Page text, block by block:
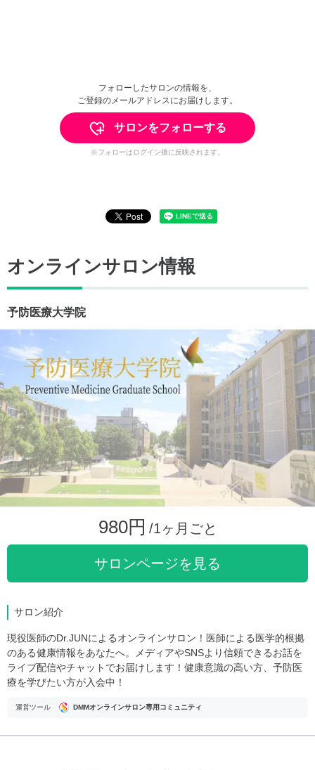
フォローしたサロンの情報を、
ご登録のメールアドレスにお届けします。
サロンをフォローする
※フォローはログイン後に反映されます。
オンラインサロン情報
予防医療大学院
980円 /1ヶ月ごと
サロンページを見る
サロン紹介
現役医師のDr.JUNによるオンラインサロン！医師による医学的根拠
のある健康情報をあなたへ。メディアやSNSより信頼できるお話を
ライブ配信やチャットでお届けします！健康意識の高い方、予防医
療を学びたい方が入会中！
運営ツール DMMオンラインサロン専用コミュニティ